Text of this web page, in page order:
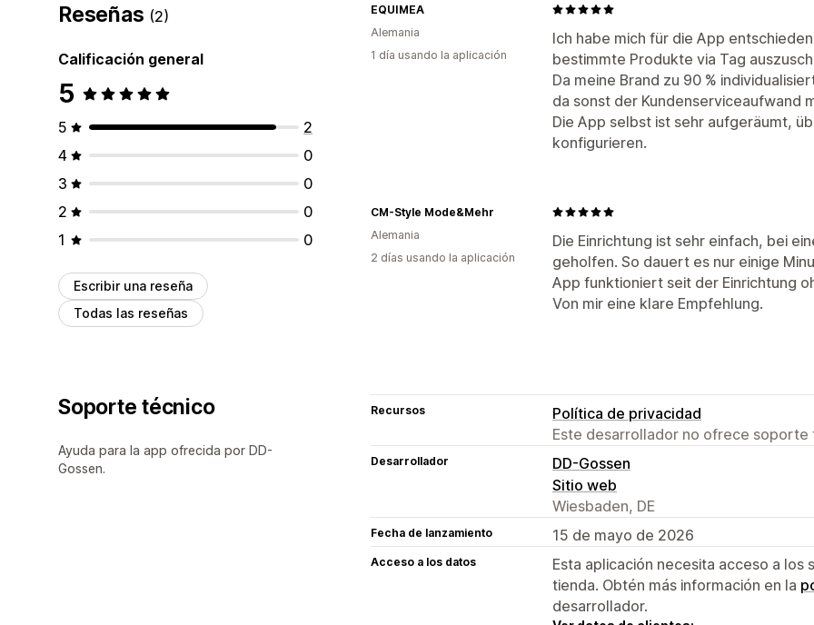
Reseñas (2)
Calificación general
5
5
2
4
0
3
0
2
0
1
0
Escribir una reseña
Todas las reseñas
Ich habe mich für die App
bestimmte Produkte via Tag
Da meine Brand zu 90 %
da sonst der Kundenserviceaufwand
Die App selbst ist sehr aufgeräumt,
konfigurieren.
EQUIMEA
Alemania
1 día usando la aplicación
Die Einrichtung ist sehr einfach, bei
geholfen. So dauert es nur einige
App funktioniert seit der Einrichtung
Von mir eine klare Empfehlung.
CM-Style Mode&Mehr
Alemania
2 días usando la aplicación
Soporte técnico
Ayuda para la app ofrecida por DD-
Gossen.
Recursos
Política de privacidad
Este desarrollador no ofrece soporte
Desarrollador
DD-Gossen
Sitio web
Wiesbaden, DE
Fecha de lanzamiento 15 de mayo de 2026
Acceso a los datos
Esta aplicación necesita acceso a los
tienda. Obtén más información en la
desarrollador.